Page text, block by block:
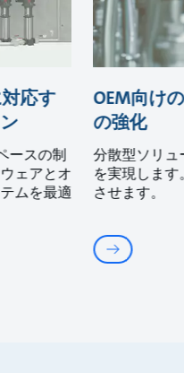
応す
ースの制
ェアとオ
ムを最適
OEM向け
の強化
分散型ソリ
を実現しま
させます。